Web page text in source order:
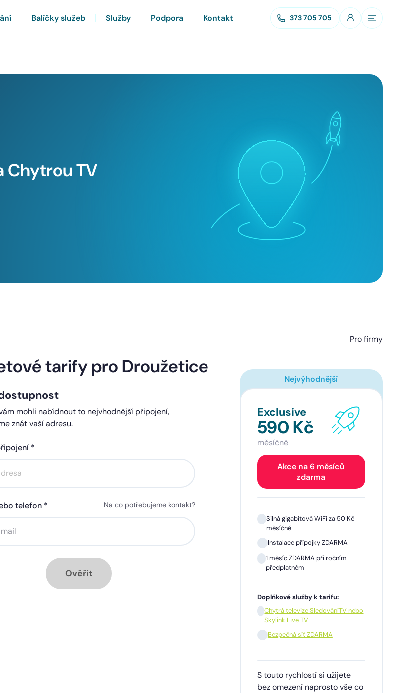
Balíčky služeb Služby Podpora Kontakt 373 705 705
Chytrou TV
Pro firmy
měsíců
WiFi za 50 Kč
ZDARMA
Comfort
Akce na 6 měsíců
Silná gigabitová WiFi za 50 Kč
Instalace přípojky ZDARMA
předplatném
Nejvýhodnější
Exclusive
590 Kč
měsíčně
Akce na 6 měsíců
zdarma
Silná gigabitová WiFi za 50 Kč
měsíčně
Instalace přípojky ZDARMA
1 měsíc ZDARMA při ročním
předplatném
Doplňkové služby k tarifu:
Chytrá televize SledováníTV nebo
Skylink Live TV
Bezpečná síť ZDARMA
S touto rychlostí si užijete
bez omezení naprosto vše co
tarify pro Droužetice
mohli nabídnout to nejvhodnější připojení,
znát vaší adresu.
*
telefon * Na co potřebujeme kontakt?
Ověřit